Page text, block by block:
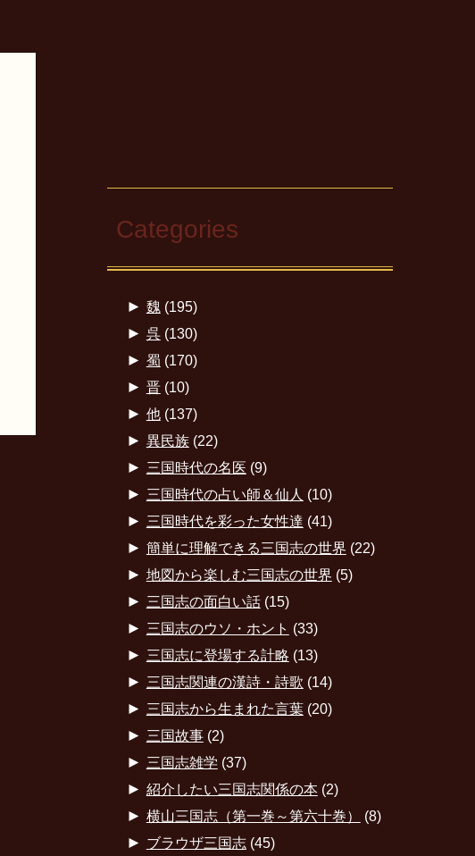
Categories
► 魏 (195)
► 呉(130)
► 蜀 (170)
► 晋(10)
► 他(137)
► 異民族(22)
► 三国時代の名医 (9)
► 三国時代の占い師＆仙人 (10)
► 三国時代を彩った女性達 (41)
► 簡単に理解できる三国志の世界 (22)
► 地図から楽しむ三国志の世界 (5)
► 三国志の面白い話(15)
► 三国志のウソ・ホント (33)
► 三国志に登場する計略 (13)
► 三国志関連の漢詩・詩歌 (14)
► 三国志から生まれた言葉(20)
► 三国故事(2)
► 三国志雑学 (37)
► 紹介したい三国志関係の本(2)
► 横山三国志（第一巻～第六十巻） (8)
► ブラウザ三国志(45)